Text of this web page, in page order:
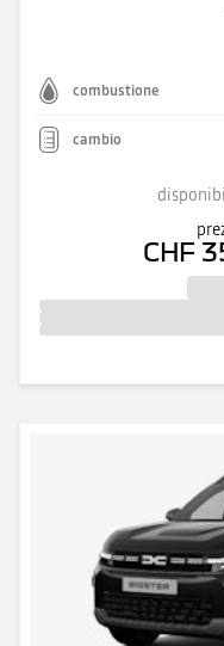
combustione
cambio
CHF